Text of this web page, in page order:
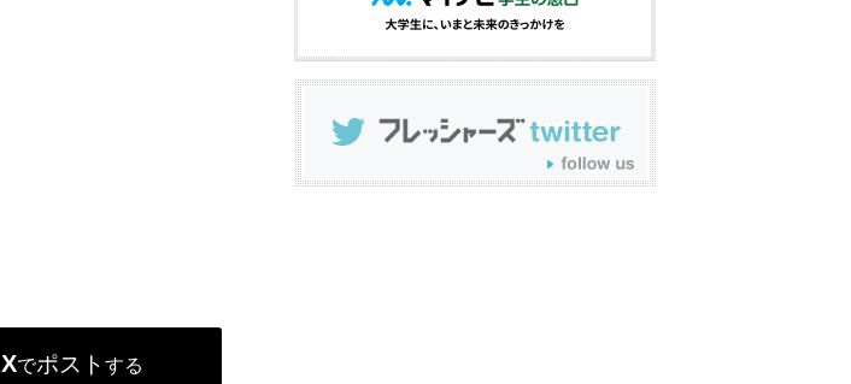
Xでポスト する